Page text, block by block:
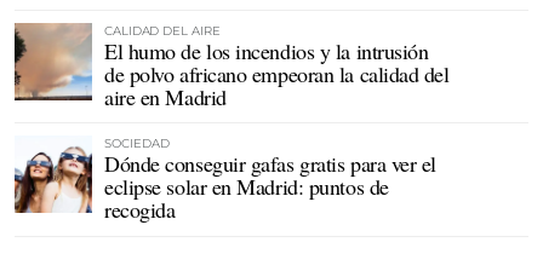
CALIDAD DEL AIRE
El humo de los incendios y la intrusión
de polvo africano empeoran la calidad del
aire en Madrid
SOCIEDAD
Dónde conseguir gafas gratis para ver el
eclipse solar en Madrid: puntos de
recogida